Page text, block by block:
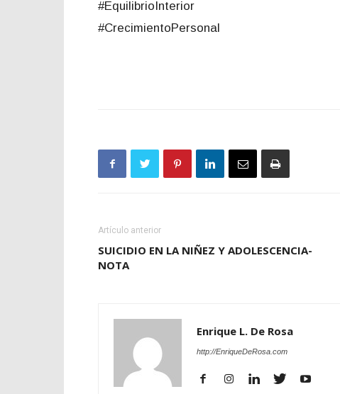
#EquilibrioInterior
#CrecimientoPersonal
Artículo anterior
SUICIDIO EN LA NIÑEZ Y ADOLESCENCIA-
NOTA
Enrique L. De Rosa
http://EnriqueDeRosa.com